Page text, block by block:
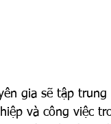
gia sẽ tập
và công việc